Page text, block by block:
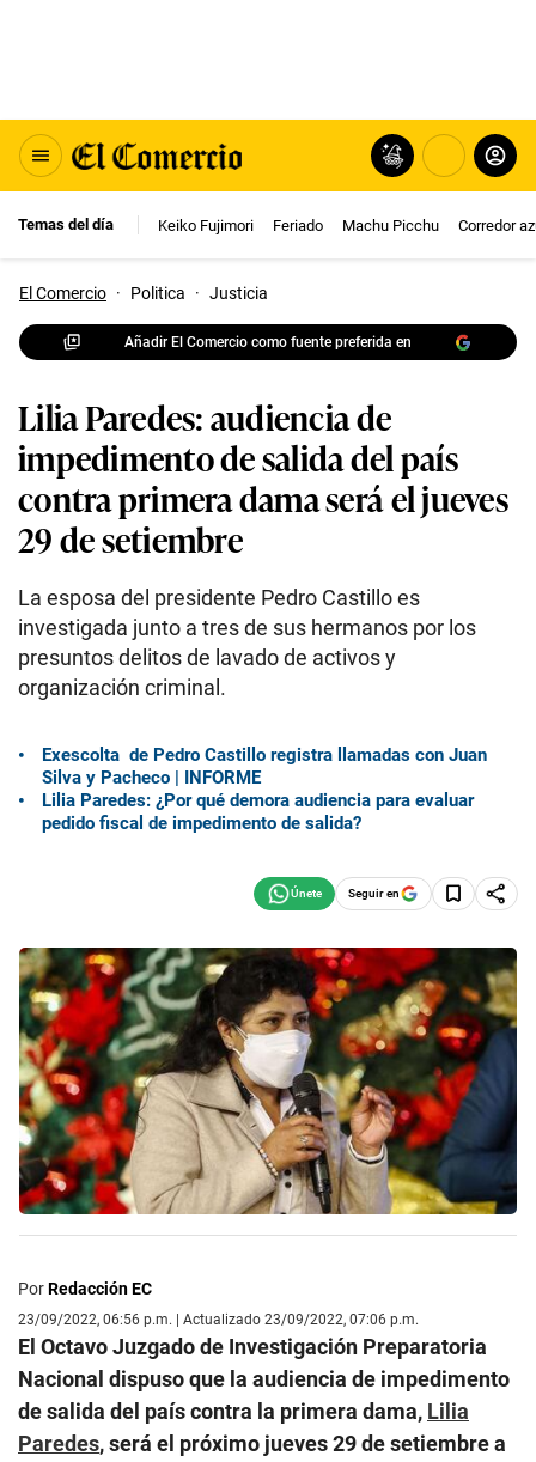
Temas del día Keiko Fujimori Feriado Machu Picchu Corredor
El Comercio · Politica · Justicia
Añadir El Comercio como fuente preferida en
Lilia Paredes: audiencia de
impedimento de salida del país
contra primera dama será el jueves
29 de setiembre
La esposa del presidente Pedro Castillo es
investigada junto a tres de sus hermanos por los
presuntos delitos de lavado de activos y
organización criminal.
Exescolta de Pedro Castillo registra llamadas con Juan
Silva y Pacheco | INFORME
Lilia Paredes: ¿Por qué demora audiencia para evaluar
pedido fiscal de impedimento de salida?
Seguir en
PorRedacción EC
23/09/2022, 06:56 p.m. | Actualizado 23/09/2022, 07:06 p.m.
El Octavo Juzgado de Investigación Preparatoria
Nacional dispuso que la audiencia de impedimento
de salida del país contra la primera dama, Lilia
Paredes, será el próximo jueves 29 de setiembre a